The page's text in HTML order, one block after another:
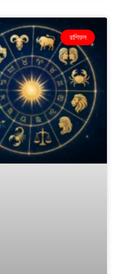
রাশিফল